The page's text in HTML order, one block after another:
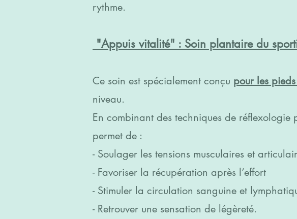
rythme.
"Appuis vitalité" : Soin plantaire du
Ce soin est spécialement conçu pour les
niveau.
En combinant des techniques de
permet de :
- Soulager les tensions musculaires et
- Favoriser la récupération après l’effort
- Stimuler la circulation sanguine et
- Retrouver une sensation de légèreté.